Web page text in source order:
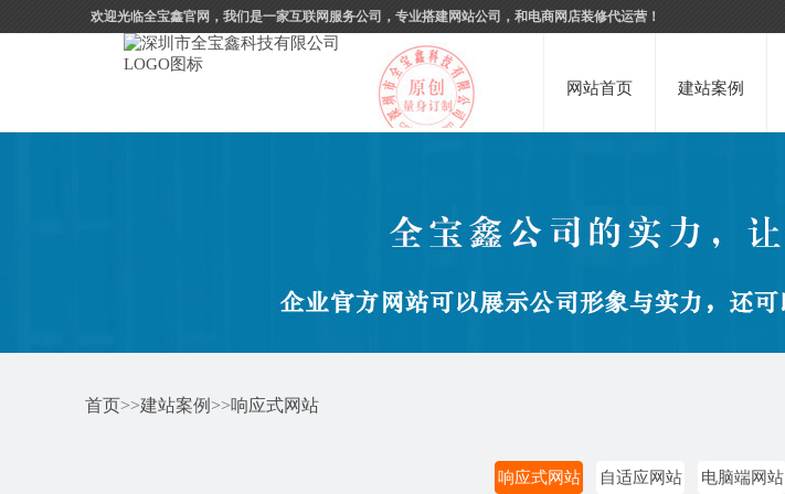
欢迎光临全宝鑫官网，我们是一家互联网服务公司，专业搭建网站公司，和电商网店装修代运营！
网站首页 建站案例
首页>>建站案例 >>响应式网站
响应式网站 自适应网站 电脑端网站